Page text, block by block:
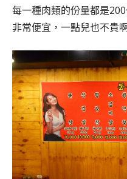
每一種肉類的份量都是
非常便宜，一點兒也不貴